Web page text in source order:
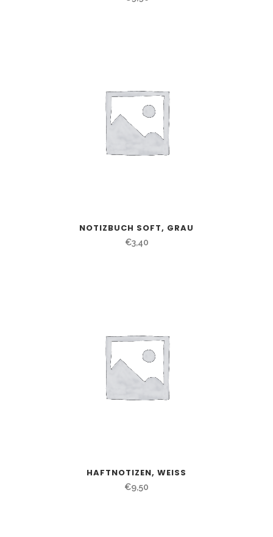
NOTIZBUCH SOFT, GRAU
€3,40
HAFTNOTIZEN, WEISS
€9,50